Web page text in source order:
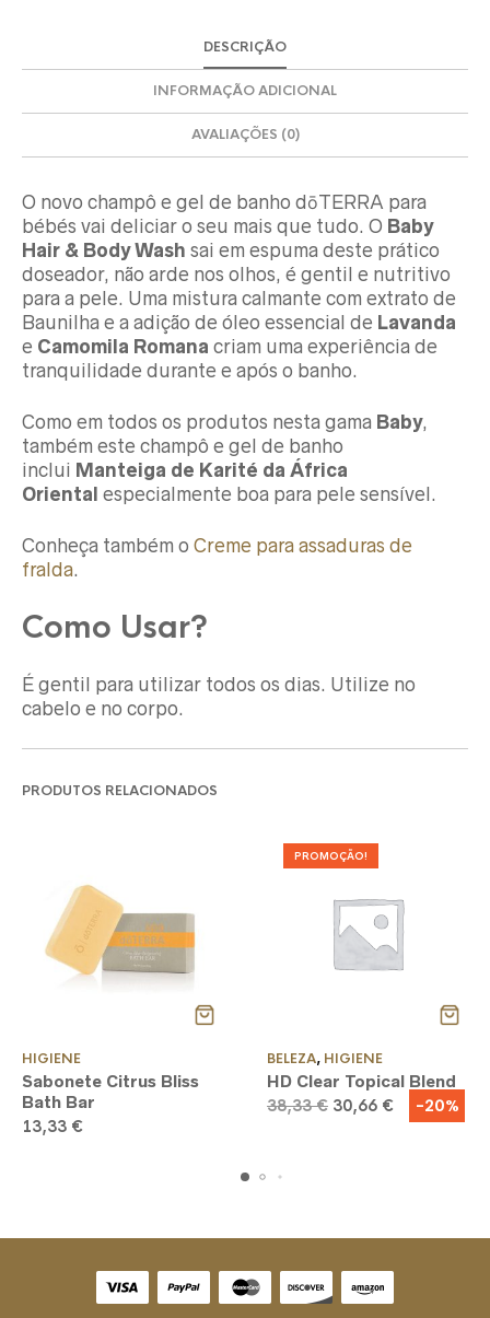
DESCRIÇÃO
INFORMAÇÃO ADICIONAL
AVALIAÇÕES (0)
O novo champô e gel de banho dōTERRA para
bébés vai deliciar o seu mais que tudo. O Baby
Hair & Body Wash sai em espuma deste prático
doseador, não arde nos olhos, é gentil e nutritivo
para a pele. Uma mistura calmante com extrato de
Baunilha e a adição de óleo essencial de Lavanda
e Camomila Romana criam uma experiência de
tranquilidade durante e após o banho.
Como em todos os produtos nesta gama Baby,
também este champô e gel de banho
inclui Manteiga de Karité da África
Oriental especialmente boa para pele sensível.
Conheça também o Creme para assaduras de
fralda.
Como Usar?
É gentil para utilizar todos os dias. Utilize no
cabelo e no corpo.
PRODUTOS RELACIONADOS
HIGIENE
Sabonete Citrus Bliss
Bath Bar
13,33 €
PROMOÇÃO!
BELEZA, HIGIENE
HD Clear Topical Blend
38,33€ O
30,66 €
preço
-20%